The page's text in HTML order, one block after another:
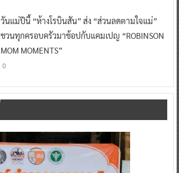
วันแม่ปีนี้ “ห้างโรบินสัน” ส่ง “ส่วนลดตามใจแม่”
ชวนทุกครอบครัวมาช้อปกับแคมเปญ “ROBINSON
MOM MOMENTS”
0